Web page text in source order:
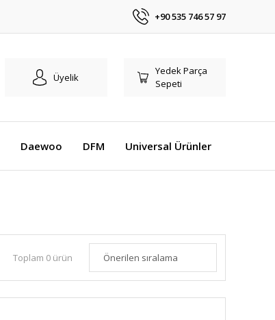
+90 535 746 57 97
Üyelik
Yedek Parça
Sepeti
Daewoo DFM Universal Ürünler
Toplam 0 ürün